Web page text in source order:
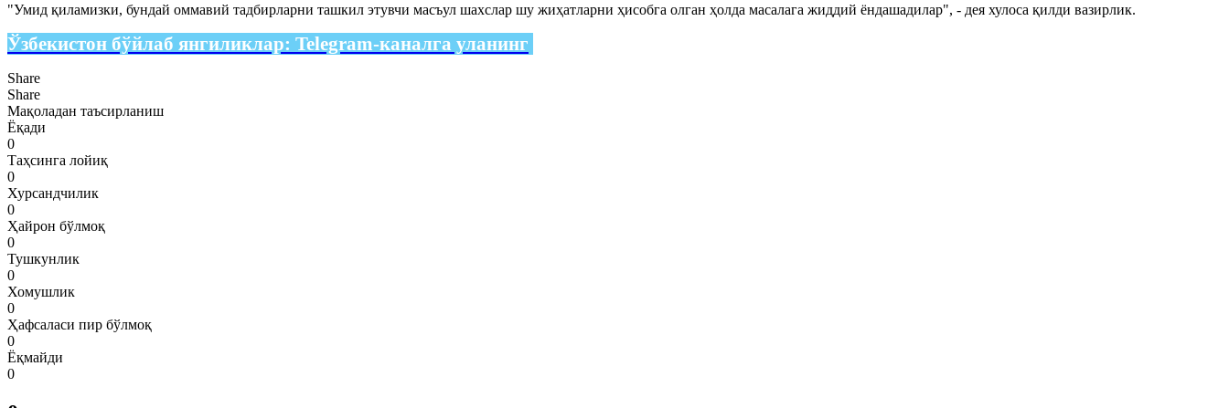
"Умид қиламизки, бундай оммавий тадбирларни ташкил этувчи масъул шахслар шу жиҳатларни ҳисобга олган ҳолда масалага жиддий ёндашадилар", - дея хулоса қилди вазирлик.
Ўзбекистон бўйлаб янгиликлар: Telegram-каналга уланинг
Share
Share
Мақоладан таъсирланиш
Ёқади
0
Таҳсинга лойиқ
0
Хурсандчилик
0
Ҳайрон бўлмоқ
0
Тушкунлик
0
Хомушлик
0
Ҳафсаласи пир бўлмоқ
0
Ёқмайди
0